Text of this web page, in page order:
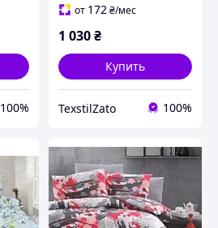
100%
от 172 ₴/мес
1 030₴
Купить
TexstilZato 100%